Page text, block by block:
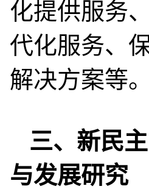
化提供服务
代化服务、
解决方案等。
三、新民
与发展研究